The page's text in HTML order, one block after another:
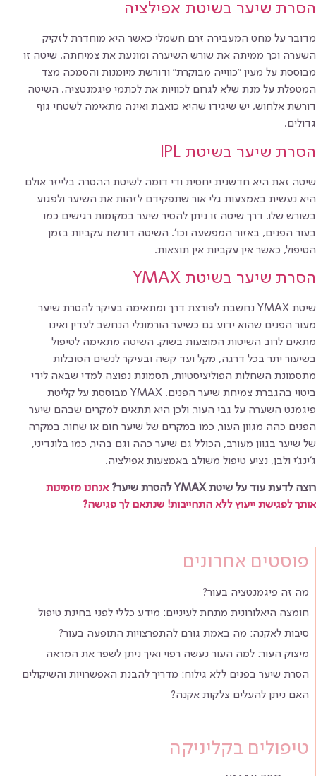
הסרת שיער בשיטת אפילציה
מדובר על מחט המעבירה זרם חשמלי כאשר היא מוחדרת לזקיק
השערה וכך ממיתה את שורש השיערה ומונעת את צמיחתה. שיטה זו
מבוססת על מעין "כווייה מבוקרת" ודורשת מיומנות והסמכה מצד
המטפלת על מנת שלא לגרום לכוויות את לכתמי פיגמנטציה. השיטה
דורשת אלחוש, יש שיגידו שהיא כואבת ואינה מתאימה לשטחי גוף
גדולים.
הסרת שיער בשיטת IPL
שיטה זאת היא חדשנית יחסית ודי דומה לשיטת ההסרה בלייזר אולם
היא נעשית באמצעות גלי אור שתפקידם לזהות את השיער ולפגוע
בשורש שלו. דרך שיטה זו ניתן להסיר שיער במקומות רגישים כמו
בעור הפנים, באזור המפשעה וכו׳. השיטה דורשת עקביות בזמן
הטיפול, כאשר אין עקביות אין תוצאות.
הסרת שיער בשיטת YMAX
שיטת YMAX נחשבת לפורצת דרך ומתאימה בעיקר להסרת שיער
מעור הפנים שהוא ידוע גם כשיער הורמונלי הנחשב לעדין ואינו
מתאים לרוב השיטות המוצעות בשוק. השיטה מתאימה לטיפול
בשיעור יתר בכל דרגה, מקל ועד קשה ובעיקר לנשים הסובלות
מתסמונת השחלות הפוליציסטיות, תסמונת נפוצה למדי שבאה לידי
ביטוי בהגברת צמיחת שיער הפנים. YMAX מבוססת על קליטת
פיגמנט השערה על גבי העור, ולכן היא תתאים למקרים שבהם שיער
הפנים כהה מגוון העור, כמו במקרים של שיער חום או שחור. במקרה
של שיער בגוון מעורב, הכולל גם שיער כהה וגם בהיר, כמו בלונדיני,
ג'ינג'י ולבן, נציע טיפול משולב באמצעות אפילציה.
רוצה לדעת עוד על שיטת YMAX להסרת שיער?
אנחנו מזמינות
אותך לפגישת ייעוץ ללא התחייבות! שנתאם לך פגישה?
פוסטים אחרונים
מה זה פיגמנטציה בעור?
חומצה היאלורונית מתחת לעיניים: מידע כללי לפני בחינת טיפול
סיבות לאקנה: מה באמת גורם להתפרצויות התופעה בעור?
מיצוק העור: למה העור נעשה רפוי ואיך ניתן לשפר את המראה
הסרת שיער בפנים ללא גילוח: מדריך להבנת האפשרויות והשיקולים
האם ניתן להעלים צלקות אקנה?
טיפולים בקליניקה